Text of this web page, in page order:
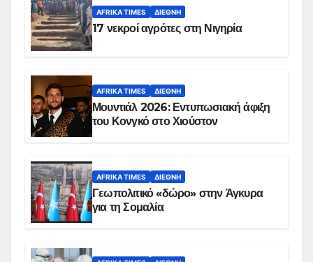
AFRIKA TIMES ΔΙΕΘΝΉ
17 νεκροί αγρότες στη Νιγηρία
AFRIKA TIMES ΔΙΕΘΝΉ
Μουντιάλ 2026: Εντυπωσιακή άφιξη
του Κονγκό στο Χιούστον
AFRIKA TIMES ΔΙΕΘΝΉ
Γεωπολιτικό «δώρο» στην Άγκυρα
για τη Σομαλία